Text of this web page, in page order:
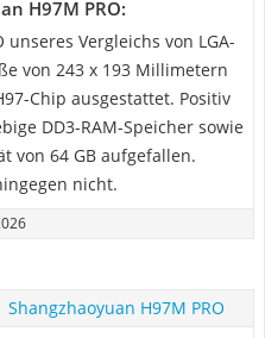
H97M PRO:
unseres Vergleichs von LGA-
von 243 x 193 Millimetern
Chip ausgestattet. Positiv
DD3-RAM-Speicher sowie
von 64 GB aufgefallen.
nicht.
Shangzhaoyuan H97M PRO